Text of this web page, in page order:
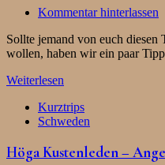
Kommentar hinterlassen
Sollte jemand von euch diesen
wollen, haben wir ein paar
Weiterlesen
Kurztrips
Schweden
Höga Kustenleden –